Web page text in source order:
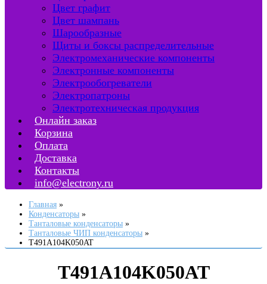
Цвет графит
Цвет шампань
Шарообразные
Щиты и боксы распределительные
Электромеханические компоненты
Электронные компоненты
Электрообогреватели
Электропатроны
Электротехническая продукция
Онлайн заказ
Корзина
Оплата
Доставка
Контакты
info@electrony.ru
Главная
Конденсаторы
Танталовые конденсаторы
Танталовые ЧИП конденсаторы
T491A104K050AT
T491A104K050AT